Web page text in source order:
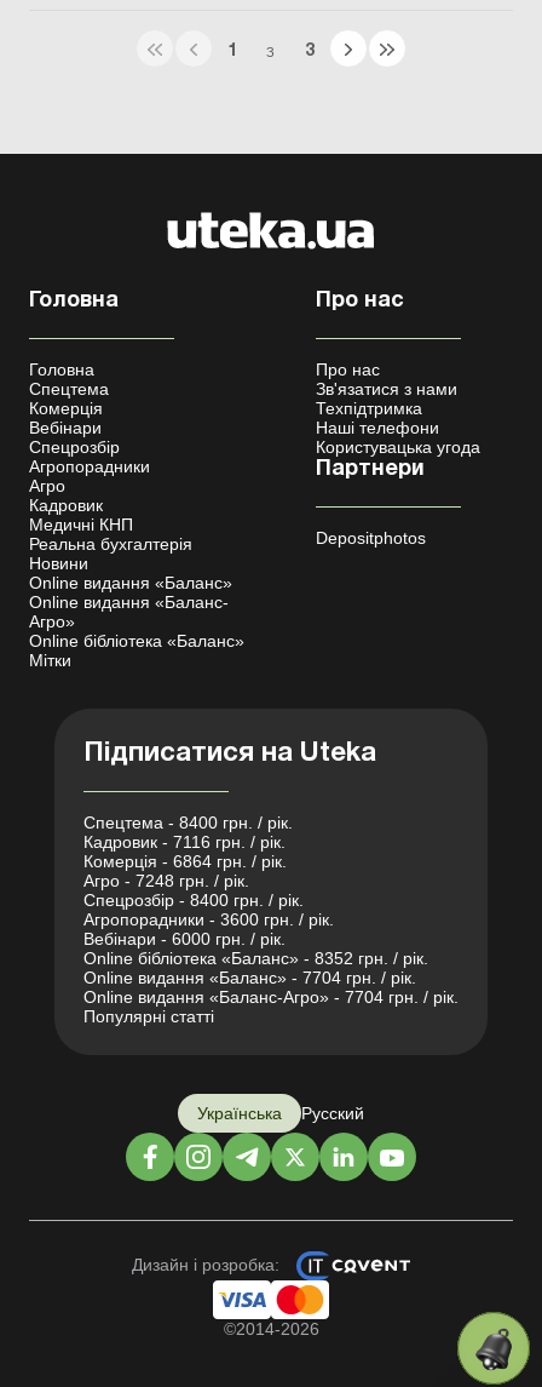
1 З 3
Головна
Головна
Спецтема
Комерція
Вебінари
Спецрозбір
Агропорадники
Агро
Кадровик
Медичні КНП
Реальна бухгалтерія
Новини
Online видання «Баланс»
Online видання «Баланс-
Агро»
Online бібліотека «Баланс»
Мітки
Про нас
Про нас
Зв'язатися з нами
Техпідтримка
Наші телефони
Користувацька угода
Партнери
Depositphotos
Підписатися на Uteka
Спецтема - 8400 грн. / рік.
Кадровик - 7116 грн. / рік.
Комерція - 6864 грн. / рік.
Агро - 7248 грн. / рік.
Спецрозбір - 8400 грн. / рік.
Агропорадники - 3600 грн. / рік.
Вебінари - 6000 грн. / рік.
Online бібліотека «Баланс» - 8352 грн. / рік.
Online видання «Баланс» - 7704 грн. / рік.
Online видання «Баланс-Агро» - 7704 грн. / рік.
Популярні статті
Українська Русский
Дизайн і розробка:
©2014-2026